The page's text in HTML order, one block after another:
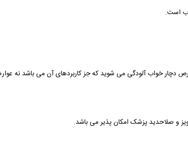
دچار خواب آلودگی می شوید که جز کاربردهای آن می باشد نه